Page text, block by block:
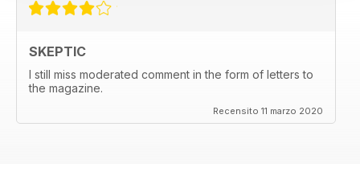
SKEPTIC
I still miss moderated comment in the form of letters to
the magazine.
Recensito 11 marzo 2020